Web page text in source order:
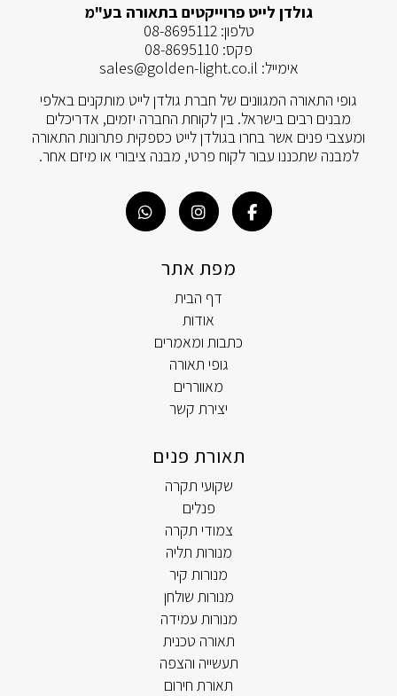
גולדן לייט פרוייקטים בתאורה בע"מ
טלפון:08-8695112
פקס: 08-8695110
אימייל: sales@golden-light.co.il
גופי התאורה המגוונים של חברת גולדן לייט מותקנים באלפי
מבנים רבים בישראל. בין לקוחת החברה יזמים, אדריכלים
ומעצבי פנים אשר בחרו בגולדן לייט כספקית פתרונות התאורה
למבנה שתכננו עבור לקוח פרטי, מבנה ציבורי או מיזם אחר.
מפת אתר
דף הבית
אודות
כתבות ומאמרים
גופי תאורה
מאווררים
יצירת קשר
תאורת פנים
שקועי תקרה
פנלים
צמודי תקרה
מנורות תליה
מנורות קיר
מנורות שולחן
מנורות עמידה
תאורה טכנית
תעשייה והצפה
תאורת חירום